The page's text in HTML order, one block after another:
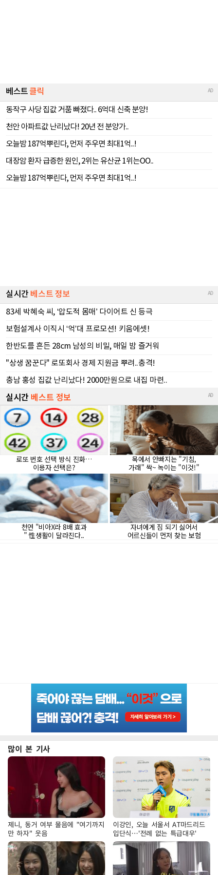
많이 본 기사
제니, 동거 여부 물음에 "여기까지
만 하자" 웃음
이강인, 오늘 서울서 AT마드리드
입단식…'전례 없는 특급대우'